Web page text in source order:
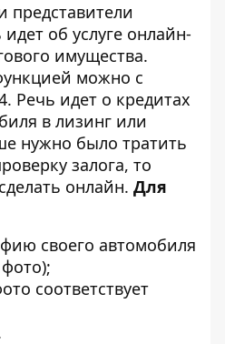
представители
об услуге онлайн-
имущества.
можно с
Речь идет о кредитах
в лизинг или
нужно было тратить
залога, то
онлайн. Для
своего автомобиля
соответствует